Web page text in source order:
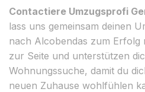
Contactiere Umzugsprofi
lass uns gemeinsam deinen
nach Alcobendas zum Erfolg
zur Seite und unterstützen
Wohnungssuche, damit du
neuen Zuhause wohlfühlen